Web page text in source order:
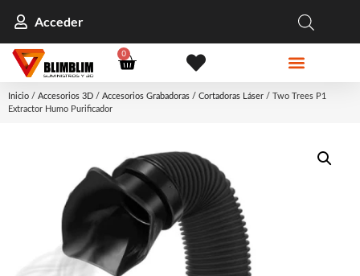
Acceder
0
Inicio / Accesorios 3D / Accesorios Grabadoras / Cortadoras Láser / Two Trees P1
Extractor Humo Purificador